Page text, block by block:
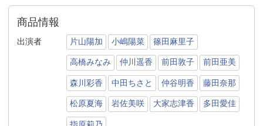
商品情報
出演者 片山陽加 小嶋陽菜 篠田麻里子
高橋みなみ 仲川遥香 前田敦子 前田亜美
森川彩香 中田ちさと 仲谷明香 藤田奈那
松原夏海 岩佐美咲 大家志津香 多田愛佳